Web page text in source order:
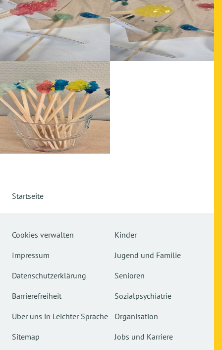
Startseite
Cookies verwalten
Impressum
Datenschutzerklärung
Barrierefreiheit
Über uns in Leichter Sprache
Sitemap
Kinder
Jugend und Familie
Senioren
Sozialpsychiatrie
Organisation
Jobs und Karriere